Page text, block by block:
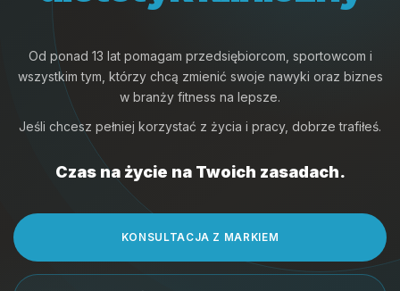
Od ponad 13 lat pomagam przedsiębiorcom, sportowcom i
wszystkim tym, którzy chcą zmienić swoje nawyki oraz biznes
w branży fitness na lepsze.
Jeśli chcesz pełniej korzystać z życia i pracy, dobrze trafiłeś.
Czas na życie na Twoich zasadach.
KONSULTACJA Z MARKIEM